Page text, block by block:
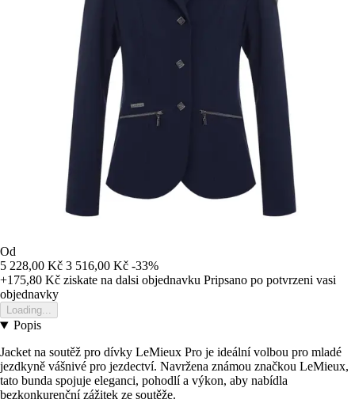
Od
5 228,00 Kč 3 516,00 Kč -33%
+175,80 Kč ziskate na dalsi objednavku Pripsano po potvrzeni vasi
objednavky
Loading...
Popis
Jacket na soutěž pro dívky LeMieux Pro je ideální volbou pro mladé
jezdkyně vášnivé pro jezdectví. Navržena známou značkou LeMieux,
tato bunda spojuje eleganci, pohodlí a výkon, aby nabídla
bezkonkurenční zážitek ze soutěže.